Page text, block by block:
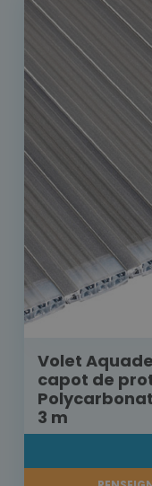
Volet
capot de
3 m